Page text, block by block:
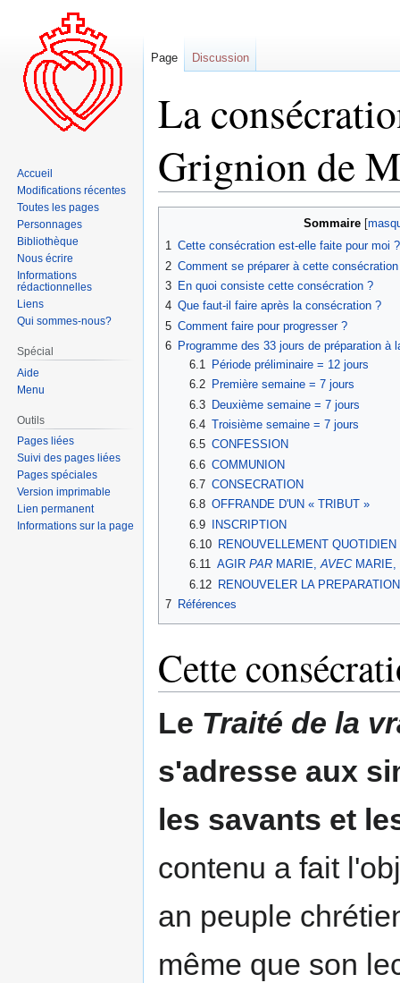
La
Grignion de
navigation
recherche
Sommaire
1 Cette consécration est-elle faite pour moi ?
2 Comment se préparer à cette
3 En quoi consiste cette consécration ?
4 Que faut-il faire après la consécration ?
5 Comment faire pour progresser ?
6 Programme des 33 jours de préparation à
6.1
Période préliminaire = 12 jours
6.2
Première semaine = 7 jours
6.3 Deuxième semaine = 7 jours
6.4 Troisième semaine = 7 jours
6.5 CONFESSION
6.6 COMMUNION
6.7 CONSECRATION
6.8 OFFRANDE D'UN « TRIBUT »
6.9 INSCRIPTION
6.10
RENOUVELLEMENT
6.11 AGIR PARMARIE,AVECMARIE,
6.12 RENOUVELER LA
7 Références
Cette
Le Traité de la
s'adresse aux
les savants et
contenu a fait
an peuple
même que son
Page Discussion
Accueil
Modifications récentes
Toutes les pages
Personnages
Bibliothèque
Nous écrire
Informations
rédactionnelles
Liens
Qui sommes-nous?
Spécial
Aide
Menu
Outils
Pages liées
Suivi des pages liées
Pages spéciales
Version imprimable
Lien permanent
Informations sur la page